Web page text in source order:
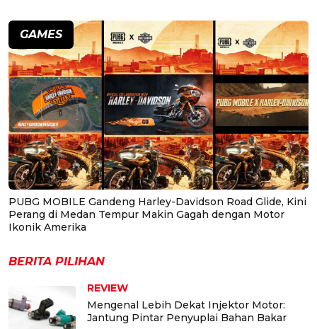
GAMES
PUBG MOBILE Gandeng Harley-Davidson Road Glide, Kini
Perang di Medan Tempur Makin Gagah dengan Motor
Ikonik Amerika
BERITA PILIHAN
REVIEW
Mengenal Lebih Dekat Injektor Motor:
Jantung Pintar Penyuplai Bahan Bakar